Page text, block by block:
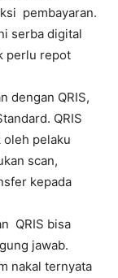
pembayaran.
serba digital
perlu repot
dengan QRIS,
QRIS
oleh pelaku
scan,
kepada
QRIS bisa
jawab.
nakal ternyata